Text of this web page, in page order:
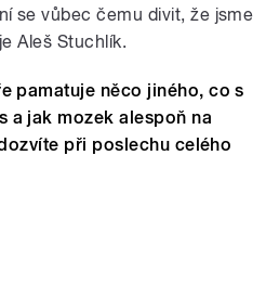
se vůbec čemu divit, že jsme
Aleš Stuchlík.
pamatuje něco jiného, co s
a jak mozek alespoň na
při poslechu celého